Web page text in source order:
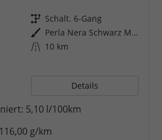
Getriebe Schalt. 6-Gang
Außenfarbe
Perla Nera Schwarz Metallic
Kilometerstand 10 km
Details
5,10 l/100km
116,00 g/km